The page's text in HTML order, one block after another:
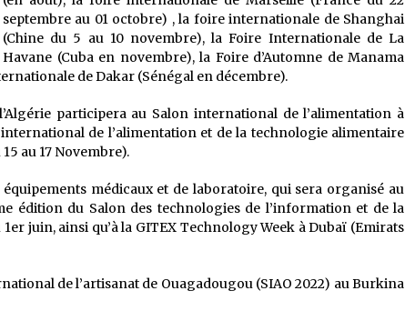
septembre au 01 octobre) , la foire internationale de Shanghai
(Chine du 5 au 10 novembre), la Foire Internationale de La
Havane (Cuba en novembre), la Foire d’Automne de Manama
de Dakar (Sénégal en décembre).
participera au Salon international de l’alimentation à
de l’alimentation et de la technologie alimentaire
au 17 Novembre).
médicaux et de laboratoire, qui sera organisé au
édition du Salon des technologies de l’information et de la
juin, ainsi qu’à la GITEX Technology Week à Dubaï (Emirats
de l’artisanat de Ouagadougou (SIAO 2022) au Burkina